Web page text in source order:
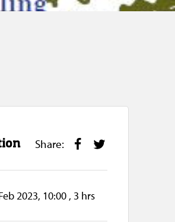
Share:
c
e
b
o
T
i
t
e
2023, 10:00 , 3 hrs